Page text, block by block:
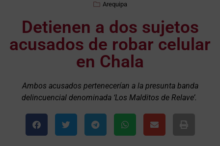
Arequipa
Detienen a dos sujetos
acusados de robar celular
en Chala
Ambos acusados pertenecerían a la presunta banda
delincuencial denominada ‘Los Malditos de Relave’.